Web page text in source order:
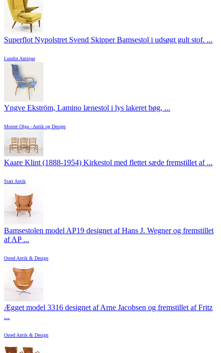
Superflot Nypolstret Svend Skipper Bamsestol i udsøgt gult stof. ...
Lundin Antique
Yngve Ekström, Lamino lænestol i lys lakeret bøg, ...
Moster Olga - Antik og Design
Kaare Klint (1888-1954) Kirkestol med flettet sæde fremstillet af ...
Stari Antik
Bamsestolen model AP19 designet af Hans J. Wegner og fremstillet
af AP ...
Osted Antik & Design
Ægget model 3316 designet af Arne Jacobsen og fremstillet af Fritz
...
Osted Antik & Design